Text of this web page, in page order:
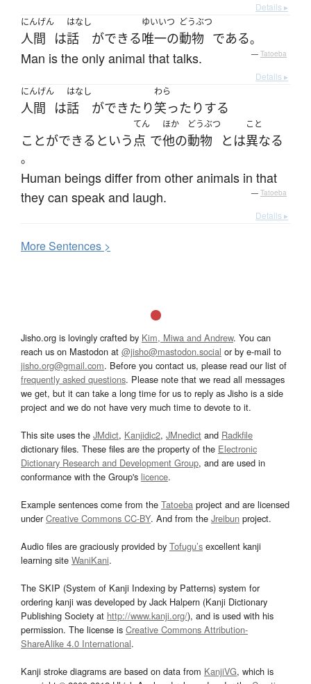
Details ▸
にんげん
人間 は
はなし
話 ができる
ゆいいつ
唯一の
どうぶつ
動物 である。
Man is the only animal that talks. — Tatoeba
Details ▸
にんげん
人間 は
はなし
話 ができたり
わら
笑ったりする
ことができる という
てん
点 で
ほか
他の
どうぶつ
動物 とは
こと
異なる
。
Human beings differ from other animals in that
they can speak and laugh.
— Tatoeba
Details ▸
MoreSentences >
Jisho.org is lovingly crafted by Kim, Miwa and Andrew. You can
reach us on Mastodon at @jisho@mastodon.social or by e-mail to
jisho.org@gmail.com. Before you contact us, please read our list of
frequently asked questions. Please note that we read all messages
we get, but it can take a long time for us to reply as Jisho is a side
project and we do not have very much time to devote to it.
This site uses the JMdict, Kanjidic2, JMnedict and Radkfile
dictionary files. These files are the property of the Electronic
Dictionary Research and Development Group, and are used in
conformance with the Group's licence.
Example sentences come from the Tatoeba project and are licensed
underCreative Commons CC-BY. And from the Jreibun project.
Audio files are graciously provided by Tofugu’s excellent kanji
learning site WaniKani.
The SKIP (System of Kanji Indexing by Patterns) system for
ordering kanji was developed by Jack Halpern (Kanji Dictionary
Publishing Society at http://www.kanji.org/), and is used with his
permission. The license is Creative Commons Attribution-
ShareAlike 4.0 International.
Kanji stroke diagrams are based on data from KanjiVG, which is